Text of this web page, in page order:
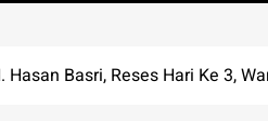
Hasan Basri, Reses Hari Ke 3,